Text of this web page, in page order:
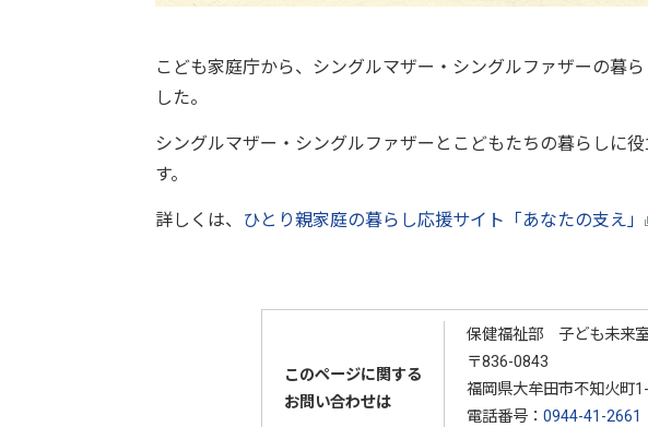
こども家庭庁から、シングルマザー・シングルファザーの暮
した。
シングルマザー・シングルファザーとこどもたちの暮らしに
す。
詳しくは、 ひとり親家庭の暮らし応援サイト「あなたの支え」
このページに関する
お問い合わせは
保健福祉部 子ども未来
〒836-0843
福岡県大牟田市不知火町
電話番号： 0944-41-2661